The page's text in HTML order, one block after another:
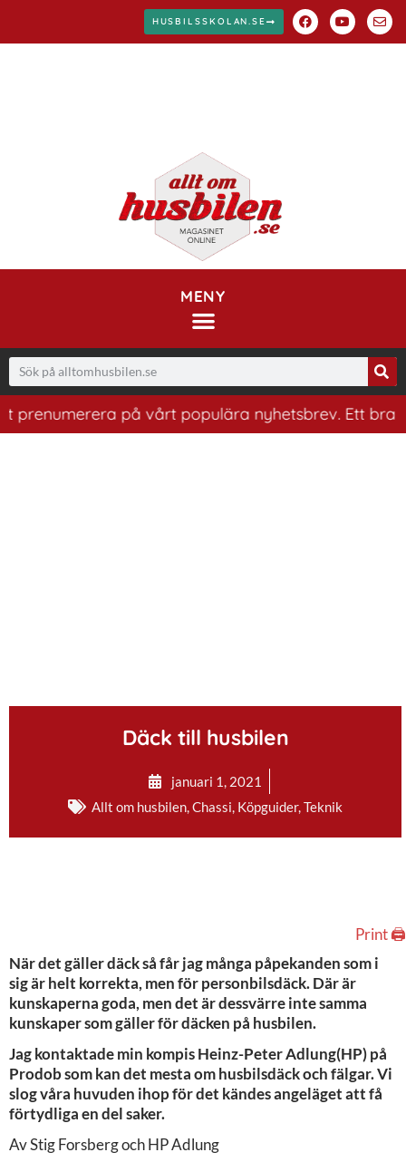
HUSBILSSKOLAN.SE
MENY
på vårt populära nyhetsbrev. Ett bra sätt
Däck till husbilen
januari 1, 2021
Allt om husbilen,Chassi, Köpguider,Teknik
Print 🖨
När det gäller däck så får jag många påpekanden som i
sig är helt korrekta, men för personbilsdäck. Där är
kunskaperna goda, men det är dessvärre inte samma
kunskaper som gäller för däcken på husbilen.
Jag kontaktade min kompis Heinz-Peter Adlung(HP) på
Prodob som kan det mesta om husbilsdäck och fälgar. Vi
slog våra huvuden ihop för det kändes angeläget att få
förtydliga en del saker.
Av Stig Forsberg och HP Adlung